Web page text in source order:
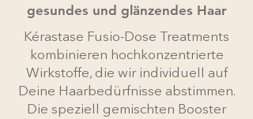
gesundes und glänzendes Haar
Kérastase Fusio-Dose Treatments
kombinieren hochkonzentrierte
Wirkstoffe, die wir individuell auf
Deine Haarbedürfnisse abstimmen.
Die speziell gemischten Booster